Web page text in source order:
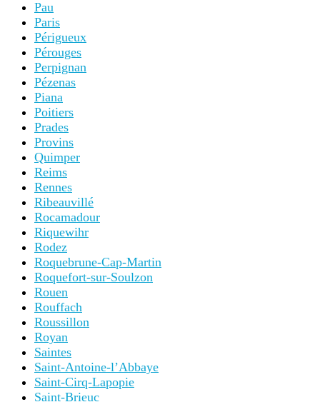
Pau
Paris
Périgueux
Pérouges
Perpignan
Pézenas
Piana
Poitiers
Prades
Provins
Quimper
Reims
Rennes
Ribeauvillé
Rocamadour
Riquewihr
Rodez
Roquebrune-Cap-Martin
Roquefort-sur-Soulzon
Rouen
Rouffach
Roussillon
Royan
Saintes
Saint-Antoine-l’Abbaye
Saint-Cirq-Lapopie
Saint-Brieuc